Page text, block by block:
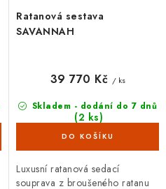
Ratanová sestava
SAVANNAH
Skladem - dodání do 7 dnů
(2 ks)
39 770 Kč / ks
Luxusní ratanová sedací
souprava z broušeného ratanu